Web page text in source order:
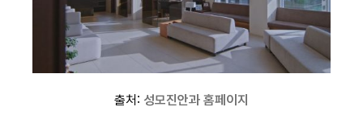
출처: 성모진안과 홈페이지